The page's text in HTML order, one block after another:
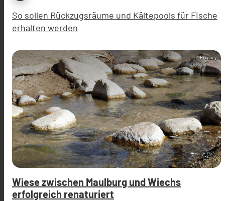
So sollen Rückzugsräume und Kältepools für Fische
erhalten werden
Pixabay
Wiese zwischen Maulburg und Wiechs
erfolgreich renaturiert